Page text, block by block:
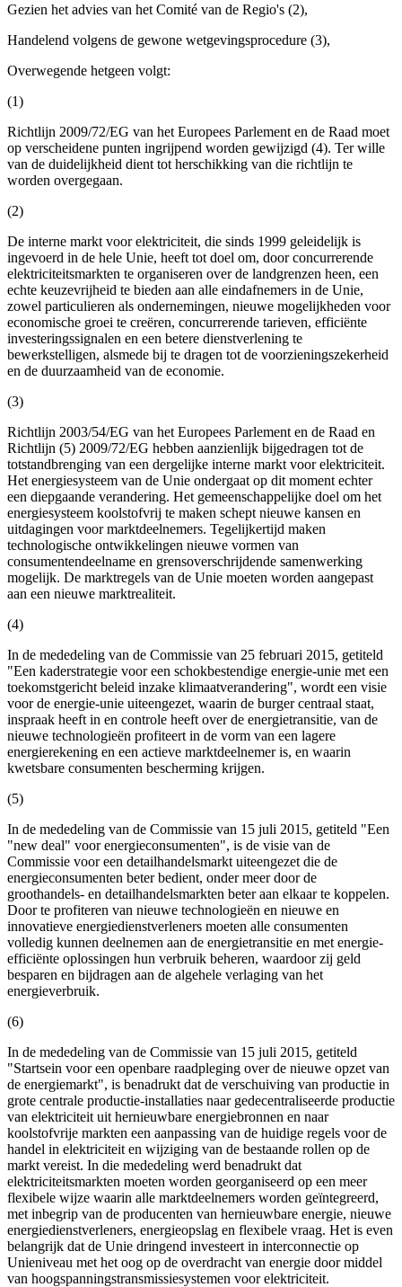
Gezien het advies van het Comité van de Regio's (2),
Handelend volgens de gewone wetgevingsprocedure (3),
Overwegende hetgeen volgt:
(1)
Richtlijn 2009/72/EG van het Europees Parlement en de Raad moet
op verscheidene punten ingrijpend worden gewijzigd (4). Ter wille
van de duidelijkheid dient tot herschikking van die richtlijn te
worden overgegaan.
(2)
De interne markt voor elektriciteit, die sinds 1999 geleidelijk is
ingevoerd in de hele Unie, heeft tot doel om, door concurrerende
elektriciteitsmarkten te organiseren over de landgrenzen heen, een
echte keuzevrijheid te bieden aan alle eindafnemers in de Unie,
zowel particulieren als ondernemingen, nieuwe mogelijkheden voor
economische groei te creëren, concurrerende tarieven, efficiënte
investeringssignalen en een betere dienstverlening te
bewerkstelligen, alsmede bij te dragen tot de voorzieningszekerheid
en de duurzaamheid van de economie.
(3)
Richtlijn 2003/54/EG van het Europees Parlement en de Raad en
Richtlijn (5) 2009/72/EG hebben aanzienlijk bijgedragen tot de
totstandbrenging van een dergelijke interne markt voor elektriciteit.
Het energiesysteem van de Unie ondergaat op dit moment echter
een diepgaande verandering. Het gemeenschappelijke doel om het
energiesysteem koolstofvrij te maken schept nieuwe kansen en
uitdagingen voor marktdeelnemers. Tegelijkertijd maken
technologische ontwikkelingen nieuwe vormen van
consumentendeelname en grensoverschrijdende samenwerking
mogelijk. De marktregels van de Unie moeten worden aangepast
aan een nieuwe marktrealiteit.
(4)
In de mededeling van de Commissie van 25 februari 2015, getiteld
"Een kaderstrategie voor een schokbestendige energie-unie met een
toekomstgericht beleid inzake klimaatverandering", wordt een visie
voor de energie-unie uiteengezet, waarin de burger centraal staat,
inspraak heeft in en controle heeft over de energietransitie, van de
nieuwe technologieën profiteert in de vorm van een lagere
energierekening en een actieve marktdeelnemer is, en waarin
kwetsbare consumenten bescherming krijgen.
(5)
In de mededeling van de Commissie van 15 juli 2015, getiteld "Een
"new deal" voor energieconsumenten", is de visie van de
Commissie voor een detailhandelsmarkt uiteengezet die de
energieconsumenten beter bedient, onder meer door de
groothandels- en detailhandelsmarkten beter aan elkaar te koppelen.
Door te profiteren van nieuwe technologieën en nieuwe en
innovatieve energiedienstverleners moeten alle consumenten
volledig kunnen deelnemen aan de energietransitie en met energie-
efficiënte oplossingen hun verbruik beheren, waardoor zij geld
besparen en bijdragen aan de algehele verlaging van het
energieverbruik.
(6)
In de mededeling van de Commissie van 15 juli 2015, getiteld
"Startsein voor een openbare raadpleging over de nieuwe opzet van
de energiemarkt", is benadrukt dat de verschuiving van productie in
grote centrale productie-installaties naar gedecentraliseerde productie
van elektriciteit uit hernieuwbare energiebronnen en naar
koolstofvrije markten een aanpassing van de huidige regels voor de
handel in elektriciteit en wijziging van de bestaande rollen op de
markt vereist. In die mededeling werd benadrukt dat
elektriciteitsmarkten moeten worden georganiseerd op een meer
flexibele wijze waarin alle marktdeelnemers worden geïntegreerd,
met inbegrip van de producenten van hernieuwbare energie, nieuwe
energiedienstverleners, energieopslag en flexibele vraag. Het is even
belangrijk dat de Unie dringend investeert in interconnectie op
Unieniveau met het oog op de overdracht van energie door middel
van hoogspanningstransmissiesystemen voor elektriciteit.